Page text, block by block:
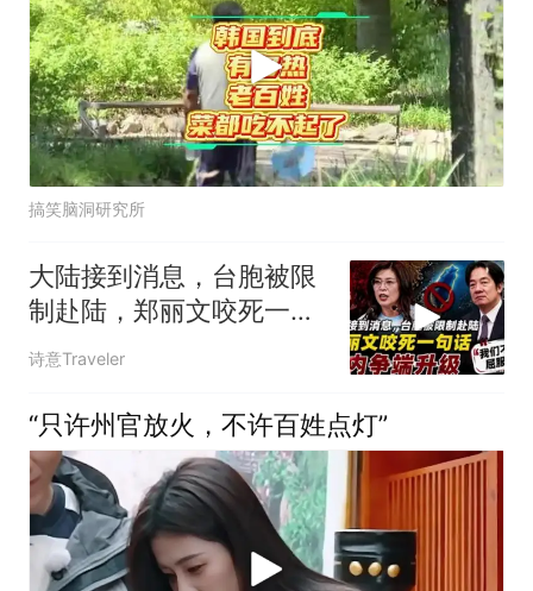
搞笑脑洞研究所
大陆接到消息，台胞被限
制赴陆，郑丽文咬死一句
话，岛内争端升级
诗意Traveler
“只许州官放火，不许百姓点灯”